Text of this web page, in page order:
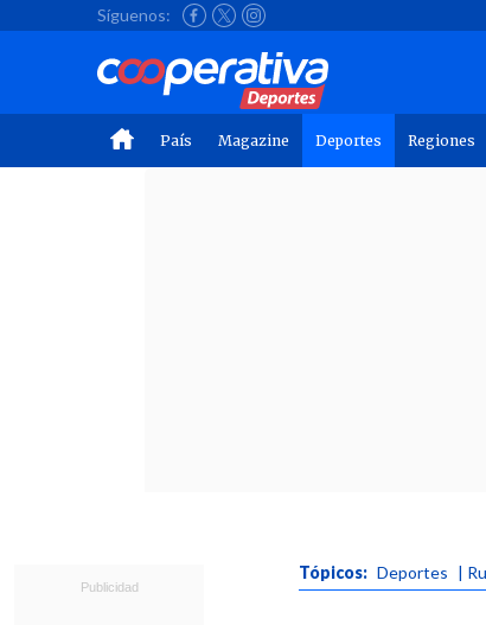
Síguenos:
País Magazine Deportes Regiones
Tópicos: Deportes |